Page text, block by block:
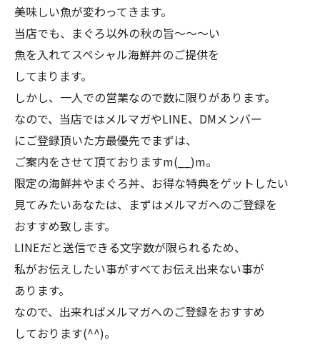
美味しい魚が変わってきます。
当店でも、まぐろ以外の秋の旨～～～い
魚を入れてスペシャル海鮮丼のご提供を
してまります。
しかし、一人での営業なので数に限りがあります。
なので、当店ではメルマガやLINE、DMメンバー
にご登録頂いた方最優先でまずは、
ご案内をさせて頂ておりますm(__)m。
限定の海鮮丼やまぐろ丼、お得な特典をゲットしたい
見てみたいあなたは、まずはメルマガへのご登録を
おすすめ致します。
LINEだと送信できる文字数が限られるため、
私がお伝えしたい事がすべてお伝え出来ない事が
あります。
なので、出来ればメルマガへのご登録をおすすめ
しております(^^)。